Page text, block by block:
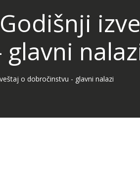
o dobročinstvu - glavni nalazi